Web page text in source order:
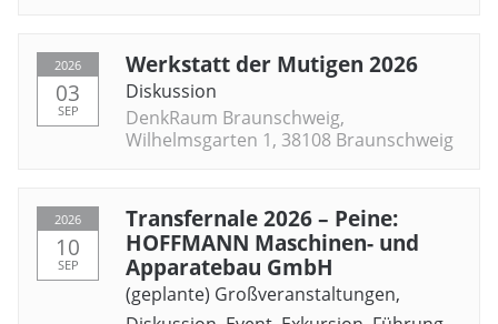
2026
03
SEP
Werkstatt der Mutigen 2026
Diskussion
DenkRaum Braunschweig,
Wilhelmsgarten 1, 38108 Braunschweig
2026
10
SEP
Transfernale 2026 – Peine:
HOFFMANN Maschinen- und
Apparatebau GmbH
(geplante) Großveranstaltungen,